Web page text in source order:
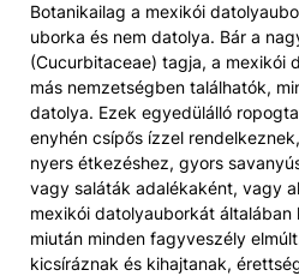
Botanikailag a mexikói
uborka és nem datolya. Bár a
(Cucurbitaceae) tagja, a mexikói
más nemzetségben találhatók,
datolya. Ezek egyedülálló
enyhén csípős ízzel
nyers étkezéshez, gyors
vagy saláták adalékaként, vagy
mexikói datolyauborkát
miután minden fagyveszély
kicsíráznak és kihajtanak,